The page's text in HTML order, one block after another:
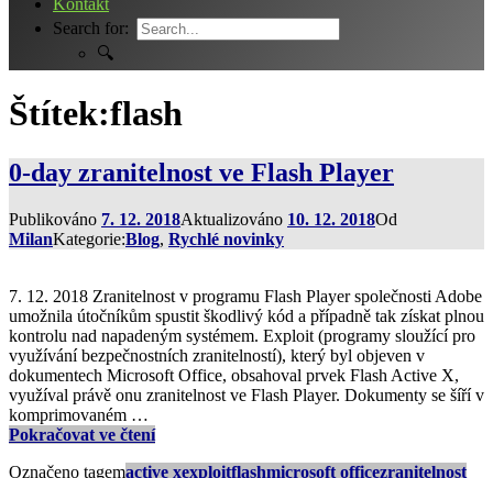
Kontakt
Search for:
🔍
Štítek:flash
0-day zranitelnost ve Flash Player
Publikováno 7. 12. 2018Aktualizováno 10. 12. 2018Od
MilanKategorie:Blog, Rychlé novinky
7. 12. 2018 Zranitelnost v programu Flash Player společnosti Adobe
umožnila útočníkům spustit škodlivý kód a případně tak získat plnou
kontrolu nad napadeným systémem. Exploit (programy sloužící pro
využívání bezpečnostních zranitelností), který byl objeven v
dokumentech Microsoft Office, obsahoval prvek Flash Active X,
využíval právě onu zranitelnost ve Flash Player. Dokumenty se šíří v
komprimovaném …
Pokračovat ve čtení0-
zranitelnost
Označeno tagemactive xexploitflashmicrosoft officezranitelnost